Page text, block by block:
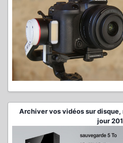
Archiver vos vidéos sur disque,
jour